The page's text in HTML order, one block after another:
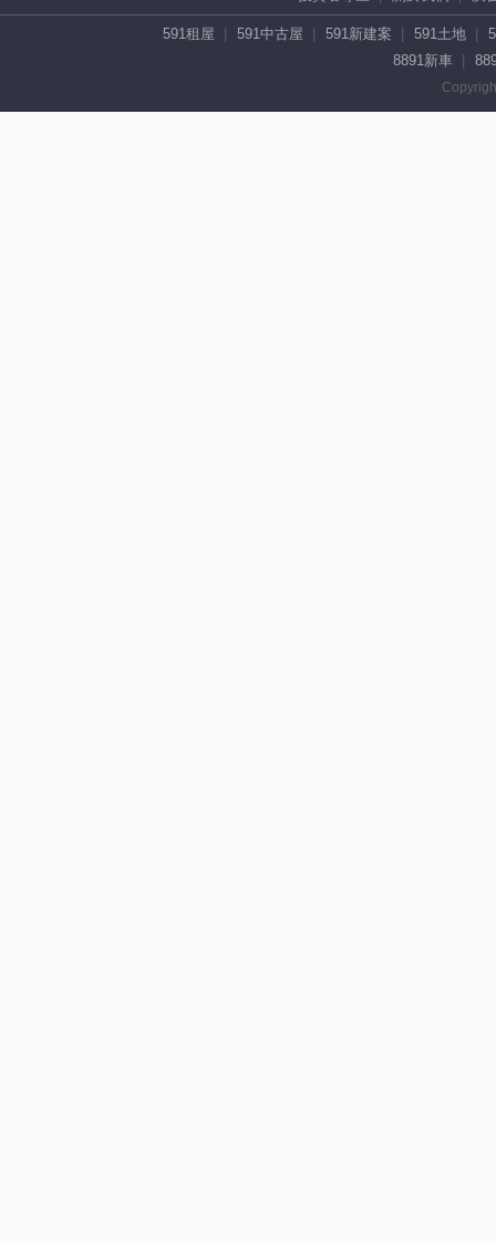
591租屋 591中古屋 591新建案 591土地
8891新車